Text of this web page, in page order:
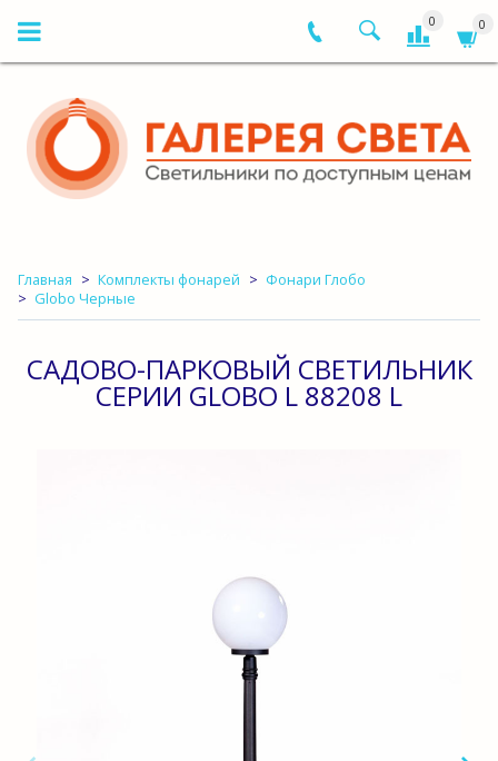
0 0
Главная Комплекты фонарей
Фонари Глобо
Globo Черные
САДОВО-ПАРКОВЫЙ СВЕТИЛЬНИК
СЕРИИ GLOBO L 88208 L